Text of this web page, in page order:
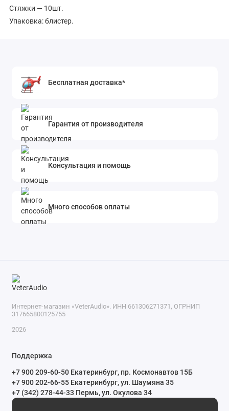
Стяжки — 10шт.
Упаковка: блистер.
Бесплатная доставка*
Гарантия от производителя
Консультация и помощь
Много способов оплаты
Интернет-магазин «VeterAudio». ИНН 661306271371, ОГРНИП
317665800125755
2026
Поддержка
+7 900 209-60-50 Екатеринбург, пр. Космонавтов 15Б
+7 900 202-66-55 Екатеринбург, ул. Шаумяна 35
+7 (342) 278-44-33 Пермь, ул. Окулова 34